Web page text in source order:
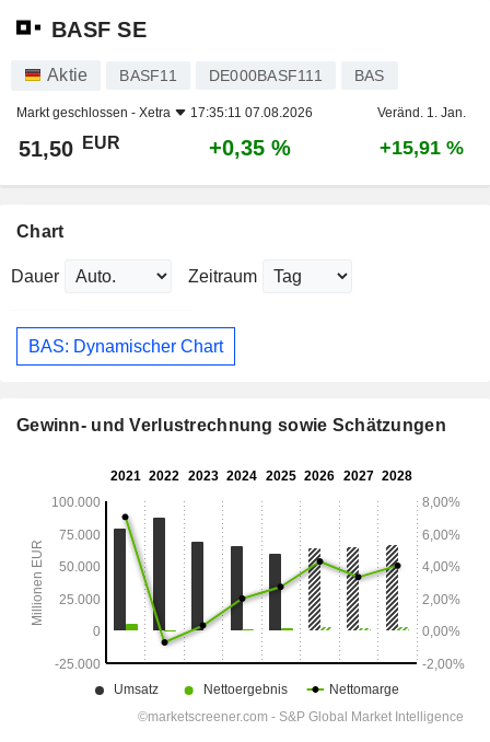
BASF SE
Aktie BASF11 DE000BASF111 BAS
Markt geschlossen - Xetra 17:35:11 07.08.2026 Veränd. 1. Jan.
51,50 EUR +0,35 % +15,91 %
Chart
Dauer Zeitraum
BAS: Dynamischer Chart
Gewinn- und Verlustrechnung sowie Schätzungen